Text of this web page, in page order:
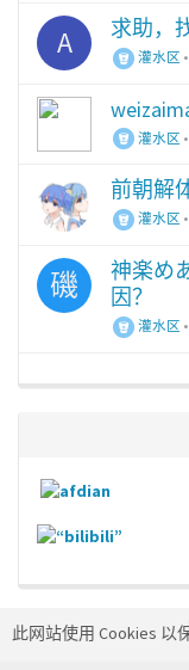
A 求助，
灌水区
灌水区
前朝解
灌水区
磯
神楽め
因？
灌水区
此网站使用 Cookies 以